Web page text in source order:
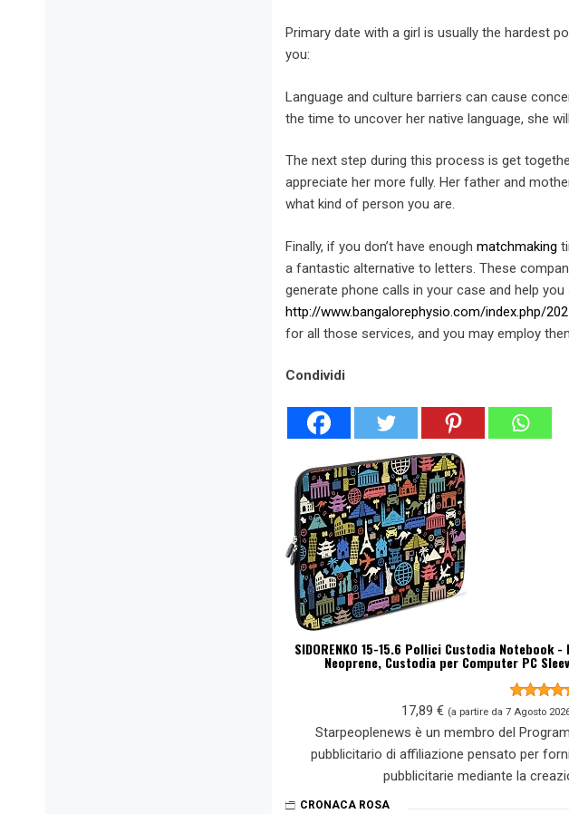
Primary date with a girl is usually the hardest
you:
Language and culture barriers can cause
the time to uncover her native language, she
The next step during this process is get
appreciate her more fully. Her father and
what kind of person you are.
Finally, if you don’t have enough matchmaking
a fantastic alternative to letters. These
generate phone calls in your case and help
http://www.bangalorephysio.com/index.php/
for all those services, and you may employ
Condividi
SIDORENKO 15-15.6 Pollici Custodia
Neoprene, Custodia per Computer PC
17,89 € (a partire da 7 Agosto
Starpeoplenews è un membro del
pubblicitario di affiliazione pensato per
pubblicitarie mediante la
CRONACA ROSA